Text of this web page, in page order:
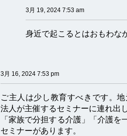
3月 19, 2024 7:53 am
身近で起こるとはおもわな
3月 16, 2024 7:53 pm
ご主人は少し教育すべきです。
法人が主催するセミナーに連れ出
「家族で分担する介護」「介護
セミナーがあります。